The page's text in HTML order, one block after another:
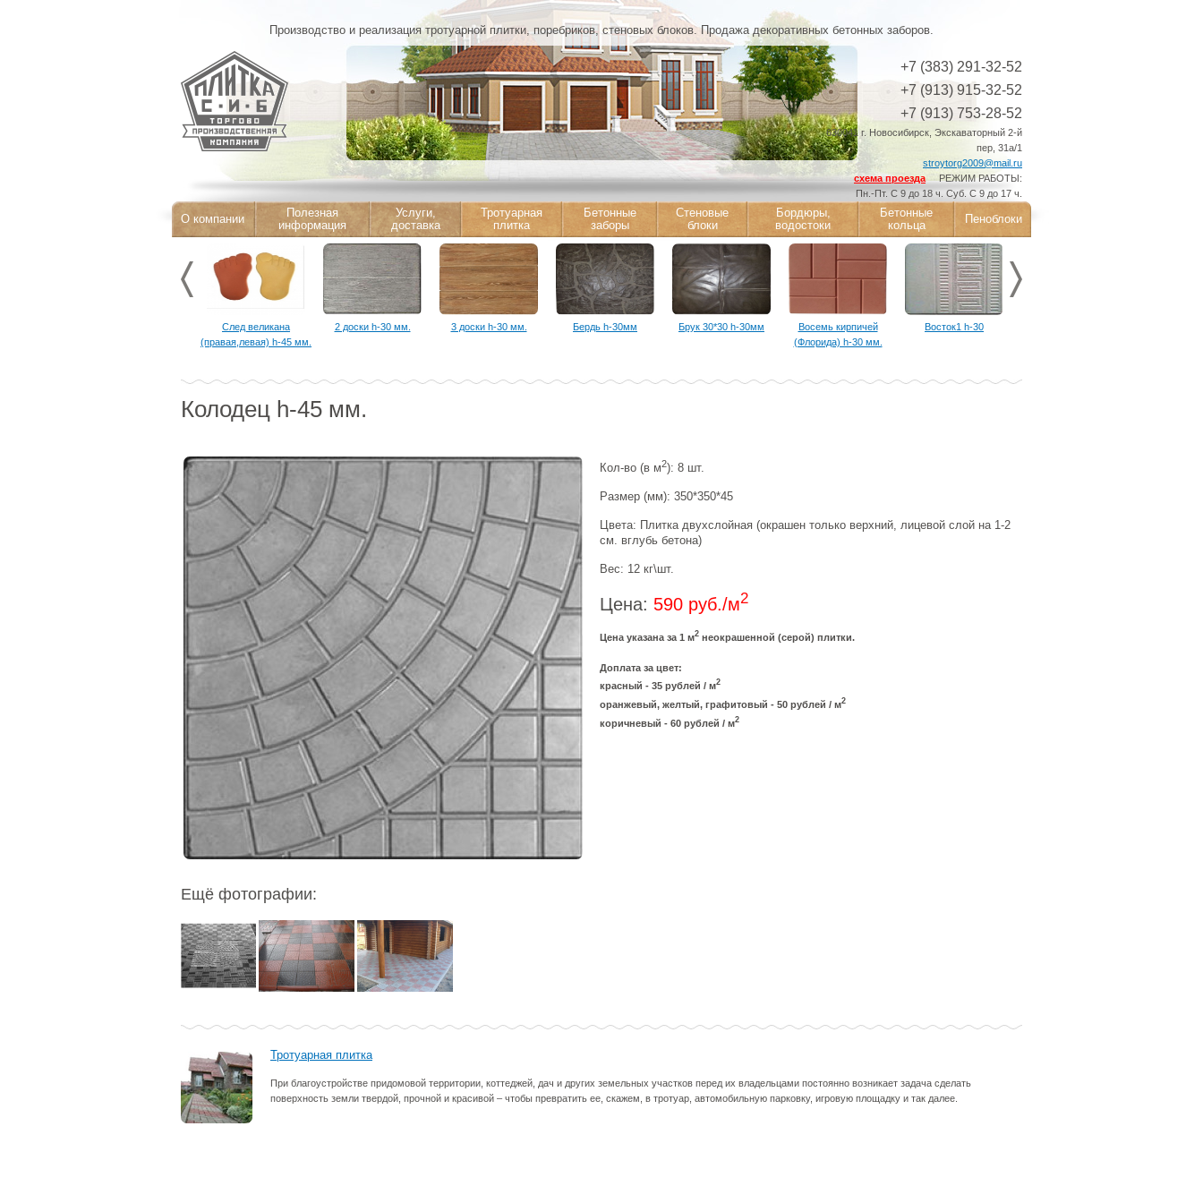
Производство и реализация тротуарной плитки, поребриков, стеновых блоков. Продажа декоративных бетонных заборов.
+7 (383) 291-32-52
+7 (913) 915-32-52
+7 (913) 753-28-52
630041 г. Новосибирск, Экскаваторный 2-й
пер, 31а/1
stroytorg2009@mail.ru
схема проезда РЕЖИМ РАБОТЫ:
Пн.-Пт. С 9 до 18 ч. Суб. С 9 до 17 ч.
О компании
Полезная
информация
Услуги,
доставка
Тротуарная
плитка
Бетонные
заборы
Стеновые
блоки
Бордюры,
водостоки
Бетонные
кольца
Пеноблоки
След великана
(правая,левая) h-45 мм.
2 доски h-30 мм. 3 доски h-30 мм. Бердь h-30мм Брук 30*30 h-30мм
Восемь кирпичей
(Флорида) h-30 мм.
Восток1 h-30
Колодец h-45 мм.
Кол-во (в м2): 8 шт.
Размер (мм): 350*350*45
Цвета: Плитка двухслойная (окрашен только верхний, лицевой слой на 1-2
см. вглубь бетона)
Вес: 12 кг\шт.
Цена: 590 руб./м2
Цена указана за 1 м2 неокрашенной (серой) плитки.
Доплата за цвет:
красный - 35 рублей / м2
оранжевый, желтый, графитовый - 50 рублей / м2
коричневый - 60 рублей / м2
Ещё фотографии:
Тротуарная плитка
При благоустройстве придомовой территории, коттеджей, дач и других земельных участков перед их владельцами постоянно возникает задача сделать
поверхность земли твердой, прочной и красивой – чтобы превратить ее, скажем, в тротуар, автомобильную парковку, игровую площадку и так далее.